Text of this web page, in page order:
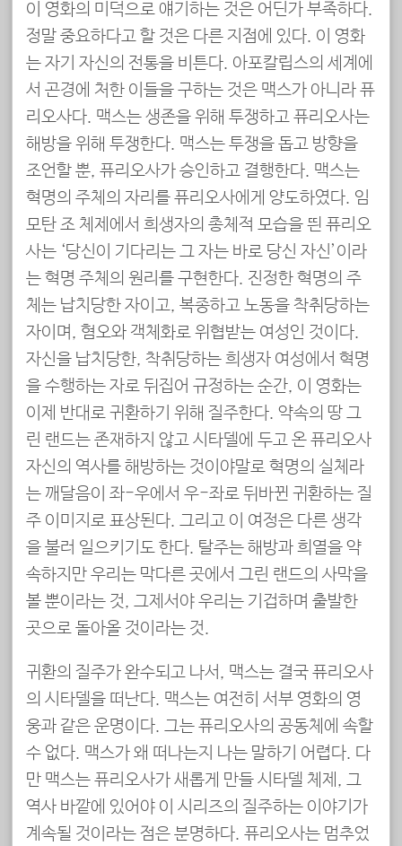
이 영화의 미덕으로 얘기하는 것은 어딘가 부족하다.
정말 중요하다고 할 것은 다른 지점에 있다. 이 영화
는 자기 자신의 전통을 비튼다. 아포칼립스의 세계에
서 곤경에 처한 이들을 구하는 것은 맥스가 아니라 퓨
리오사다. 맥스는 생존을 위해 투쟁하고 퓨리오사는
해방을 위해 투쟁한다. 맥스는 투쟁을 돕고 방향을
조언할 뿐, 퓨리오사가 승인하고 결행한다. 맥스는
혁명의 주체의 자리를 퓨리오사에게 양도하였다. 임
모탄 조 체제에서 희생자의 총체적 모습을 띈 퓨리오
사는 ‘당신이 기다리는 그 자는 바로 당신 자신’이라
는 혁명 주체의 원리를 구현한다. 진정한 혁명의 주
체는 납치당한 자이고, 복종하고 노동을 착취당하는
자이며, 혐오와 객체화로 위협받는 여성인 것이다.
자신을 납치당한, 착취당하는 희생자 여성에서 혁명
을 수행하는 자로 뒤집어 규정하는 순간, 이 영화는
이제 반대로 귀환하기 위해 질주한다. 약속의 땅 그
린 랜드는 존재하지 않고 시타델에 두고 온 퓨리오사
자신의 역사를 해방하는 것이야말로 혁명의 실체라
는 깨달음이 좌-우에서 우-좌로 뒤바뀐 귀환하는 질
주 이미지로 표상된다. 그리고 이 여정은 다른 생각
을 불러 일으키기도 한다. 탈주는 해방과 희열을 약
속하지만 우리는 막다른 곳에서 그린 랜드의 사막을
볼 뿐이라는 것, 그제서야 우리는 기겁하며 출발한
곳으로 돌아올 것이라는 것.
귀환의 질주가 완수되고 나서, 맥스는 결국 퓨리오사
의 시타델을 떠난다. 맥스는 여전히 서부 영화의 영
웅과 같은 운명이다. 그는 퓨리오사의 공동체에 속할
수 없다. 맥스가 왜 떠나는지 나는 말하기 어렵다. 다
만 맥스는 퓨리오사가 새롭게 만들 시타델 체제, 그
역사 바깥에 있어야 이 시리즈의 질주하는 이야기가
계속될 것이라는 점은 분명하다. 퓨리오사는 멈추었